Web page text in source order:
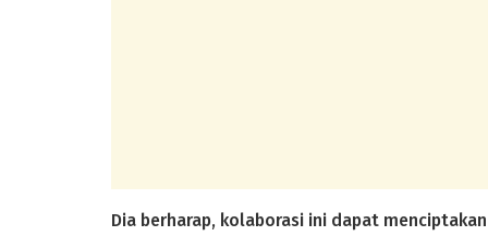
Dia berharap, kolaborasi ini dapat